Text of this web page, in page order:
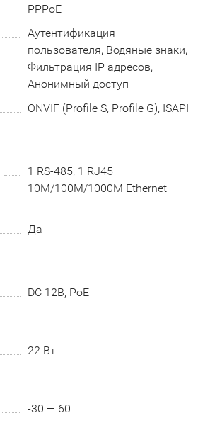
PPPoE
Аутентификация
пользователя, Водяные знаки,
Фильтрация IP адресов,
Анонимный доступ
ONVIF (Profile S, Profile G), ISAPI
1 RS-485, 1 RJ45
10M/100M/1000M Ethernet
Да
DC 12В, PoE
22 Вт
-30 — 60